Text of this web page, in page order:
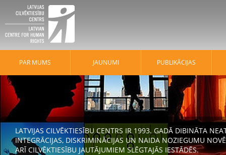
PAR MUMS JAUNUMI PUBLIKĀCIJAS
LATVIJAS CILVĒKTIESĪBU CENTRS IR 1993. GADĀ DIBINĀTA
INTEGRĀCIJAS, DISKRIMINĀCIJAS UN NAIDA NOZIEGUMU
ARĪ CILVĒKTIESĪBU JAUTĀJUMIEM SLĒGTAJĀS IESTĀDĒS.